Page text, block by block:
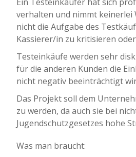
verhalten und nimmt keinerlei
nicht die Aufgabe des
Kassierer/in zu kritisieren
Testeinkäufe werden sehr
für die anderen Kunden die
nicht negativ beeinträchtigt
Das Projekt soll dem
zu werden, da auch sie bei
Jugendschutzgesetzes hohe
Was man braucht: